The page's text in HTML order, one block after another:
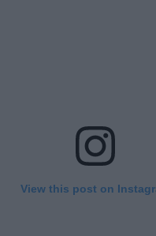
View this post on